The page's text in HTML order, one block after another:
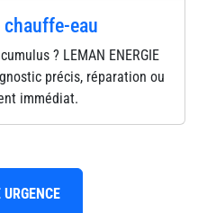
chauffe-eau
? LEMAN ENERGIE
précis, réparation ou
immédiat.